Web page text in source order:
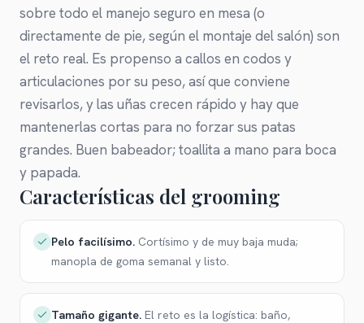
sobre todo el manejo seguro en mesa (o
directamente de pie, según el montaje del salón) son
el reto real. Es propenso a callos en codos y
articulaciones por su peso, así que conviene
revisarlos, y las uñas crecen rápido y hay que
mantenerlas cortas para no forzar sus patas
grandes. Buen babeador; toallita a mano para boca
y papada.
Características del grooming
Pelo facilísimo. Cortísimo y de muy baja muda;
manopla de goma semanal y listo.
Tamaño gigante. El reto es la logística: baño,